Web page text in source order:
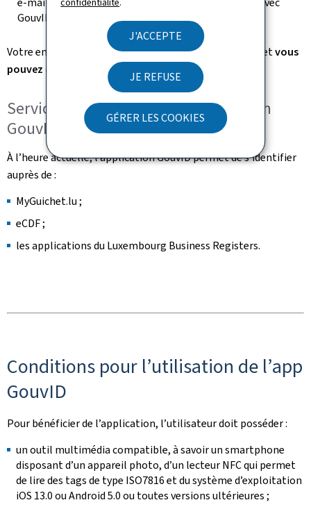
J'ACCEPTE
JE REFUSE
GÉRER LES COOKIES
GouvID.
Votre enregistrement sur la plateforme est confirmé etvous
pouvez dès à présent vous connecter avec GouvID
Services publics avec authentification
GouvID
À l’heure actuelle, l’application GouvID permet de s’identifier
auprès de :
MyGuichet.lu ;
eCDF ;
les applications du Luxembourg Business Registers.
Conditions pour l’utilisation de l’app
GouvID
Pour bénéficier de l’application, l’utilisateur doit posséder :
un outil multimédia compatible, à savoir unsmartphone
disposant d’un appareil photo, d’un lecteur NFC qui permet
de lire des tags de type ISO7816 et du système d’exploitation
iOS 13.0 ou Android 5.0 ou toutes versions ultérieures ;